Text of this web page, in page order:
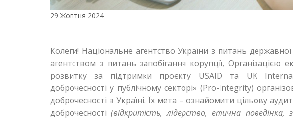
29 Жовтня 2024
Колеги! Національне агентство України з питань
агентством з питань запобігання корупції, Організацією
розвитку за підтримки проєкту USAID та UK
доброчесності у публічному секторі» (Pro-Integrity)
доброчесності в Україні. Їх мета – ознайомити цільову
доброчесності(відкритість, лідерство, етична поведінка,